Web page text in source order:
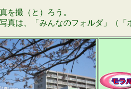
を撮（と）ろう。
真は、「みんなのフォルダ」（